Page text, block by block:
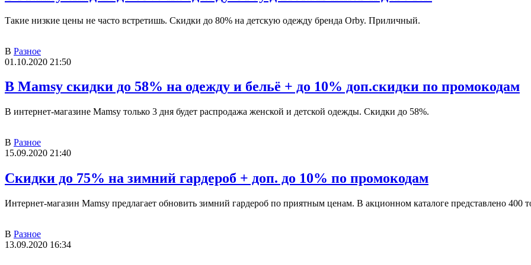
Такие низкие цены не часто встретишь. Скидки до 80% на детскую одежду бренда Orby. Приличный.
В Разное
01.10.2020 21:50
В Mamsy скидки до 58% на одежду и бельё + до 10% доп.скидки по промокодам
В интернет-магазине Mamsy только 3 дня будет распродажа женской и детской одежды. Скидки до 58%.
В Разное
15.09.2020 21:40
Скидки до 75% на зимний гардероб + доп. до 10% по промокодам
Интернет-магазин Mamsy предлагает обновить зимний гардероб по приятным ценам. В акционном каталоге представлено 400
В Разное
13.09.2020 16:34